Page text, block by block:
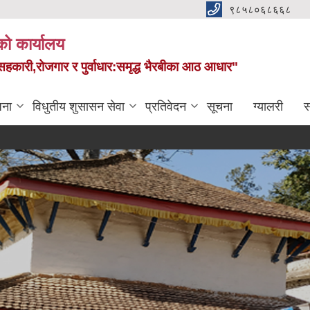
९८५८०६८६६८
कार्यालय
र पुर्वाधार:समृद्ध भैरबीका आठ आधार"
विधुतीय शुसासन सेवा प्रतिवेदन सूचना ग्यालरी